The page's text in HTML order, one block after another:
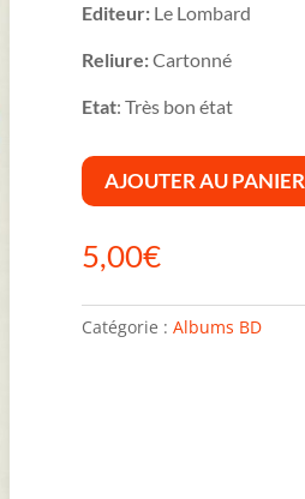
Editeur:Le Lombard
Reliure:Cartonné
Etat: Très bon état
AJOUTER AU PANIER
5,00€
Catégorie : Albums BD